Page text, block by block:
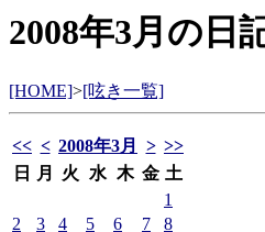
2008年3月の日
[HOME]>[呟き一覧]
<< < 2008年3月 > >>
日
月 火 水 木 金 土
1
2
3 4 5 6 7
8